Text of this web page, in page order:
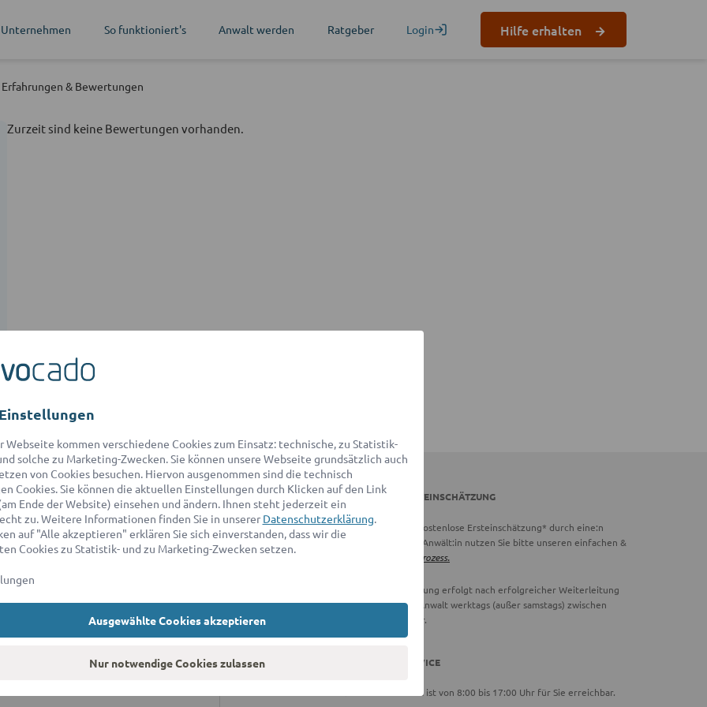
So funktioniert's Anwalt werden Ratgeber Login Hilfe erhalten
Erfahrungen & Bewertungen
Zurzeit sind keine Bewertungen vorhanden.
FÜR
Erbrecht
Markenrecht
ADVOCADO ERSTEINSCHÄTZUNG
Wichtig:
Für eine kostenlose Ersteinschätzung* durch eine:n
advocado Partner-Anwält:in nutzen Sie bitte unseren einfachen &
Online-Prozess.
*Die Ersteinschätzung erfolgt nach erfolgreicher Weiterleitung
an einen Partner-Anwalt werktags (außer samstags) zwischen
9:00 und 18:00 Uhr.
ADVOCADO SERVICE
Unser Serviceteam ist von 8:00 bis 17:00 Uhr für Sie erreichbar.
Webseite kommen verschiedene Cookies zum Einsatz: technische, zu Statistik-
solche zu Marketing-Zwecken. Sie können unsere Webseite grundsätzlich auch
von Cookies besuchen. Hiervon ausgenommen sind die technisch
Cookies. Sie können die aktuellen Einstellungen durch Klicken auf den Link
Ende der Website) einsehen und ändern. Ihnen steht jederzeit ein
zu. Weitere Informationen finden Sie in unserer Datenschutzerklärung.
auf "Alle akzeptieren" erklären Sie sich einverstanden, dass wir die
Cookies zu Statistik- und zu Marketing-Zwecken setzen.
Ausgewählte Cookies akzeptieren
Nur notwendige Cookies zulassen